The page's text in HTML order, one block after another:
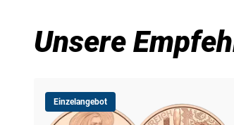
Unsere
Einzelangebot